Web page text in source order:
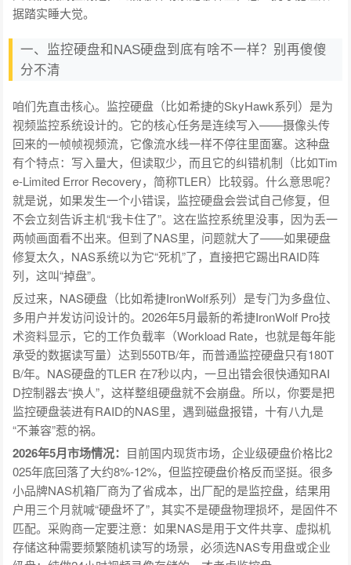
据踏实睡大觉。
一、监控硬盘和NAS硬盘到底有啥不一样？别再傻傻
分不清
咱们先直击核心。监控硬盘（比如希捷的SkyHawk系列）是为
视频监控系统设计的。它的核心任务是连续写入——摄像头传
回来的一帧帧视频流，它像流水线一样不停往里面塞。这种盘
有个特点：写入量大，但读取少，而且它的纠错机制（比如Tim
e-Limited Error Recovery，简称TLER）比较弱。什么意思呢？
就是说，如果发生一个小错误，监控硬盘会尝试自己修复，但
不会立刻告诉主机“我卡住了”。这在监控系统里没事，因为丢一
两帧画面看不出来。但到了NAS里，问题就大了——如果硬盘
修复太久，NAS系统以为它“死机”了，直接把它踢出RAID阵
列，这叫“掉盘”。
反过来，NAS硬盘（比如希捷IronWolf系列）是专门为多盘位、
多用户并发访问设计的。2026年5月最新的希捷IronWolf Pro技
术资料显示，它的工作负载率（Workload Rate，也就是每年能
承受的数据读写量）达到550TB/年，而普通监控硬盘只有180T
B/年。NAS硬盘的TLER 在7秒以内，一旦出错会很快通知RAI
D控制器去“换人”，这样整组硬盘就不会崩盘。所以，你要是把
监控硬盘装进有RAID的NAS里，遇到磁盘报错，十有八九是
“不兼容”惹的祸。
2026年5月市场情况： 目前国内现货市场，企业级硬盘价格比2
025年底回落了大约8%-12%，但监控硬盘价格反而坚挺。很多
小品牌NAS机箱厂商为了省成本，出厂配的是监控盘，结果用
户用三个月就喊“硬盘坏了”，其实不是硬盘物理损坏，是固件不
匹配。采购商一定要注意：如果NAS是用于文件共享、虚拟机
存储这种需要频繁随机读写的场景，必须选NAS专用盘或企业